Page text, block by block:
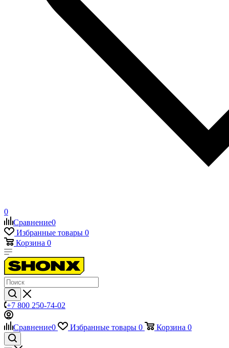
0
Сравнение0
Избранные товары 0
Корзина 0
+7 800 250-74-02
Сравнение0 Избранные товары 0 Корзина 0